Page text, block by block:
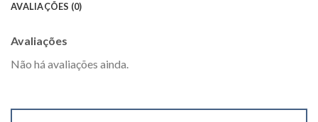
AVALIAÇÕES (0)
Avaliações
Não há avaliações ainda.